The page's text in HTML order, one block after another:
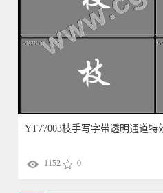
YT77003枝手写字带透明通道特
1152 0